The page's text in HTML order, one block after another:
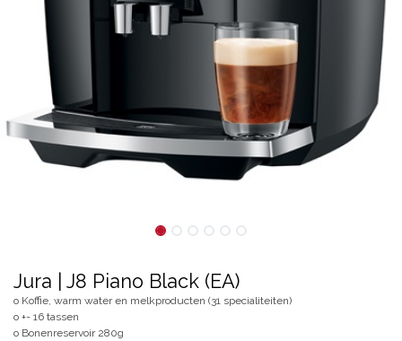
Jura | J8 Piano Black (EA)
o Koffie, warm water en melkproducten (31 specialiteiten)
o +- 16 tassen
o Bonenreservoir 280g